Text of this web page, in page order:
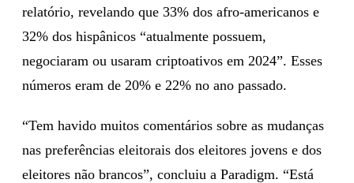
relatório, revelando que 33% dos afro-americanos e
32% dos hispânicos “atualmente possuem,
negociaram ou usaram criptoativos em 2024”. Esses
números eram de 20% e 22% no ano passado.
“Tem havido muitos comentários sobre as mudanças
nas preferências eleitorais dos eleitores jovens e dos
eleitores não brancos”, concluiu a Paradigm. “Está